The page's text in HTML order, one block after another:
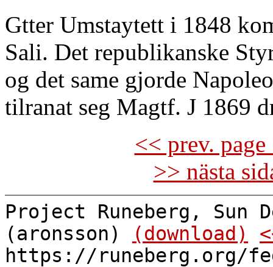
Gtter Umstaytett i 1848
Sali. Det republikanske
og det same gjorde
tilranat seg Magtf. J 1869
<< prev.
>> nästa
Project Runeberg, Sun
(aronsson)
(download)
https://runeberg.org/